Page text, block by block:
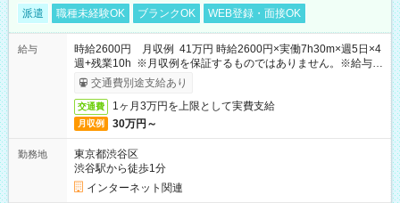
派遣 職種未経験OK ブランクOK WEB登録・面接OK
給与
時給2600円 月収例 41万円 時給2600円×実働7h30m×週5日×4
週+残業10h ※月収例を保証するものではありません。※給与即
受取りサービス利用可（利用条件有）
交通費別途支給あり
交通費 1ヶ月3万円を上限として実費支給
月収例 30万円～
勤務地
東京都渋谷区
渋谷駅から徒歩1分
インターネット関連